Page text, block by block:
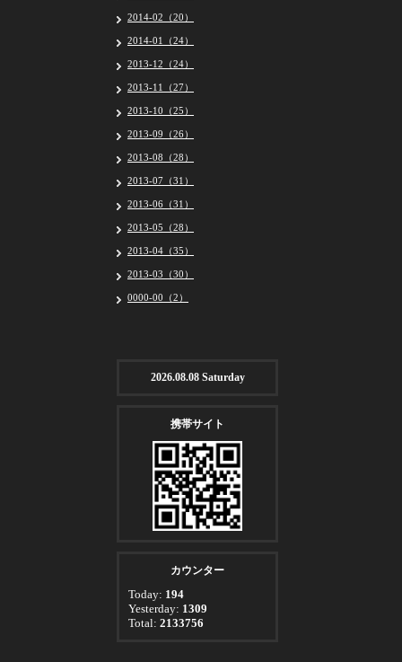
2014-02（20）
2014-01（24）
2013-12（24）
2013-11（27）
2013-10（25）
2013-09（26）
2013-08（28）
2013-07（31）
2013-06（31）
2013-05（28）
2013-04（35）
2013-03（30）
0000-00（2）
2026.08.08 Saturday
携帯サイト
カウンター
Today: 194
Yesterday: 1309
Total: 2133756